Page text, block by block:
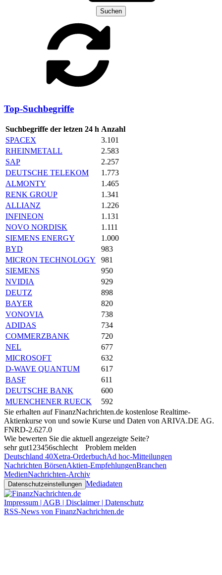
Suchen
Top-Suchbegriffe
Suchbegriffe der letzen 24 h Anzahl
SPACEX
3.101
RHEINMETALL
2.583
SAP
2.257
DEUTSCHE TELEKOM
1.773
ALMONTY
1.465
RENK GROUP
1.341
ALLIANZ
1.226
INFINEON
1.131
NOVO NORDISK
1.111
SIEMENS ENERGY
1.000
BYD
983
MICRON TECHNOLOGY
981
SIEMENS
950
NVIDIA
929
DEUTZ
898
BAYER
820
VONOVIA
738
ADIDAS
734
COMMERZBANK
720
NEL
677
MICROSOFT
632
D-WAVE QUANTUM
617
BASF
611
DEUTSCHE BANK
600
MUENCHENER RUECK
592
Sie erhalten auf FinanzNachrichten.de kostenlose Realtime-
Aktienkurse von und sowie Kurse und Daten von ARIVA.DE AG.
FNRD-2.627.0
Wie bewerten Sie die aktuell angezeigte Seite?
sehr gut1 23456schlecht
Problem melden
Deutschland 40Xetra-OrderbuchAd hoc-Mitteilungen
Nachrichten BörsenAktien-EmpfehlungenBranchen
MedienNachrichten-Archiv
Datenschutzeinstellungen Mediadaten
Impressum | AGB | Disclaimer | Datenschutz
RSS-News von FinanzNachrichten.de